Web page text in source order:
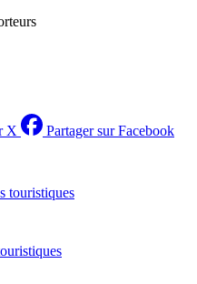
X
Partager sur Facebook
touristiques